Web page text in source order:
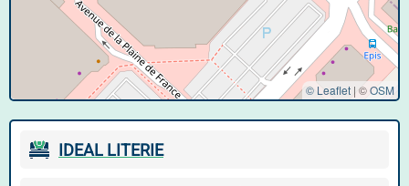
© Leaflet | ©OSM
IDEAL LITERIE